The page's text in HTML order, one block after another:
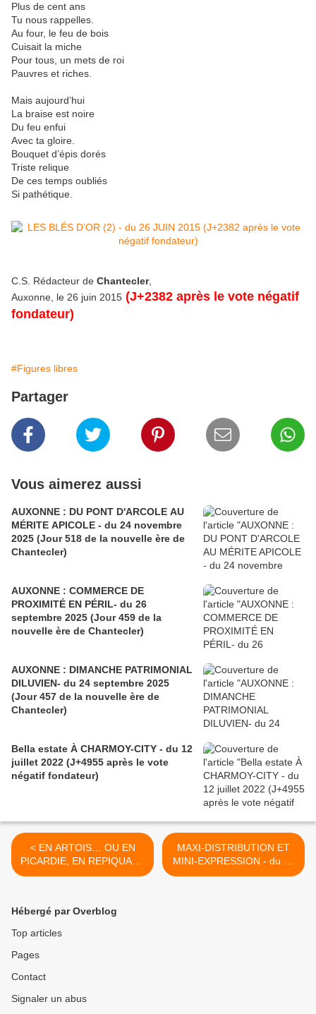
Plus de cent ans
Tu nous rappelles.
Au four, le feu de bois
Cuisait la miche
Pour tous, un mets de roi
Pauvres et riches.
Mais aujourd’hui
La braise est noire
Du feu enfui
Avec ta gloire.
Bouquet d’épis dorés
Triste relique
De ces temps oubliés
Si pathétique.
C.S. Rédacteur de Chantecler,
Auxonne, le 26 juin 2015 (J+2382 après le vote négatif
fondateur)
#Figures libres
Partager
Vous aimerez aussi
AUXONNE : DU PONT D'ARCOLE AU
MÉRITE APICOLE - du 24 novembre
2025 (Jour 518 de la nouvelle ère de
Chantecler)
AUXONNE : COMMERCE DE
PROXIMITÉ EN PÉRIL- du 26
septembre 2025 (Jour 459 de la
nouvelle ère de Chantecler)
AUXONNE : DIMANCHE PATRIMONIAL
DILUVIEN- du 24 septembre 2025
(Jour 457 de la nouvelle ère de
Chantecler)
Bella estate À CHARMOY-CITY - du 12
juillet 2022 (J+4955 après le vote
négatif fondateur)
< EN ARTOIS… OU EN
PICARDIE, EN REPIQUANT
DES RADIS - du 24 JUIN
MAXI-DISTRIBUTION ET
MINI-EXPRESSION - du 28
JUIN 2015 (J+2384 après le
Hébergé par Overblog
Top articles
Pages
Contact
Signaler un abus